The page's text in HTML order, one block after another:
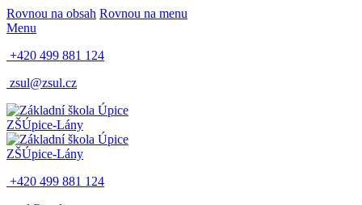
Rovnou na obsah Rovnou na menu
Menu
+420 499 881 124
zsul@zsul.cz
ZŠÚpice-Lány
ZŠÚpice-Lány
+420 499 881 124